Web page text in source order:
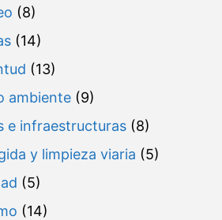
(8)
(14)
(13)
ambiente(9)
e infraestructuras(8)
y limpieza viaria (5)
(5)
(14)